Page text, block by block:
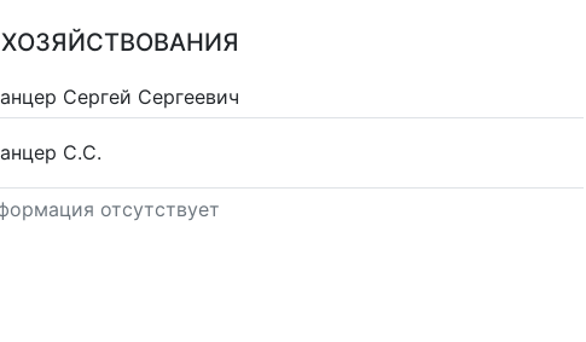
Сергей Сергеевич
С.С.
отсутствует